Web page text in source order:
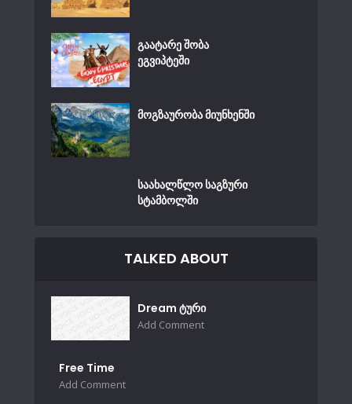
გაატარე შობა
ეგვიპტეში
მოგზაურობა მიუნხენში
საახალწლო საგზური
სტამბოლში
TALKED ABOUT
Dream ტური
Add Comment
Free Time
Add Comment